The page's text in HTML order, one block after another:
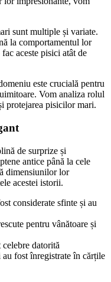
sunt multiple și variate.
la comportamentul lor
aceste pisici atât de
este crucială pentru
Vom analiza rolul
protejarea pisicilor mari.
de surprize și
antice până la cele
dimensiunilor lor
acestei istorii.
considerate sfinte și au
pentru vânătoare și
celebre datorită
fost înregistrate în cărțile